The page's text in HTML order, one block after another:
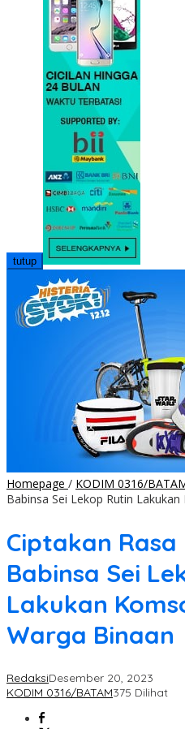
tutup
Homepage / KODIM 0316/
Babinsa Sei Lekop Rutin
Ciptakan
Babinsa Sei
Lakukan
Warga Binaan
RedaksiDesember 20, 2023
KODIM 0316/BATAM375 Dilihat